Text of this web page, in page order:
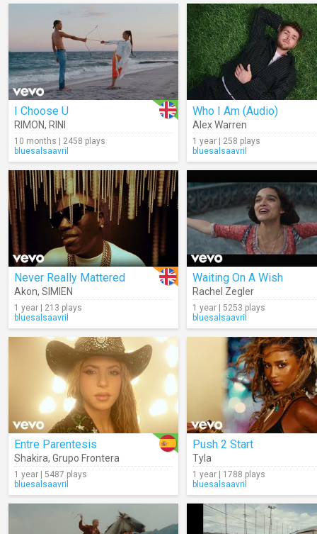
I Choose U
RIMON, RINI
10 months | 2458 plays
bluesalsaavril
Who I Am (Audio)
Alex Warren
1 year | 258 plays
bluesalsaavril
Never Really Mattered
Akon, SIMIEN
1 year | 213 plays
bluesalsaavril
Waiting On A Wish
Rachel Zegler
1 year | 5253 plays
bluesalsaavril
Entre Parentesis
Shakira, Grupo Frontera
1 year | 5487 plays
bluesalsaavril
Push 2 Start
Tyla
1 year | 1788 plays
bluesalsaavril